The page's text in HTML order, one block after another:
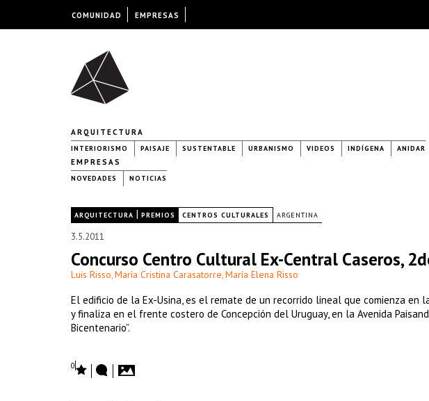
ARQUITECTURA
INTERIORISMO PAISAJE SUSTENTABLE URBANISMO VIDEOS INDÍGENA ANIDAR
EMPRESAS
NOVEDADES NOTICIAS
ARQUITECTURA | PREMIOS CENTROS CULTURALES ARGENTINA
3.5.2011
Concurso Centro Cultural Ex-Central Caseros,
Luis Risso, María Cristina Carasatorre, María Elena Risso
El edificio de la Ex-Usina, es el remate de un recorrido lineal que comienza en
y finaliza en el frente costero de Concepción del Uruguay, en la Avenida
Bicentenario”.
0
COMUNIDAD EMPRESAS